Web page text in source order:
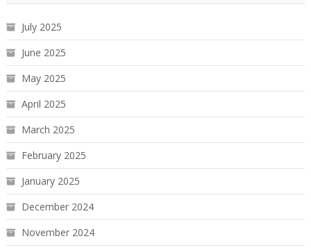
July 2025
June 2025
May 2025
April 2025
March 2025
February 2025
January 2025
December 2024
November 2024